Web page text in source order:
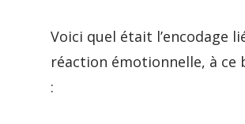
Voici quel était l’encodage
réaction émotionnelle, à ce
: